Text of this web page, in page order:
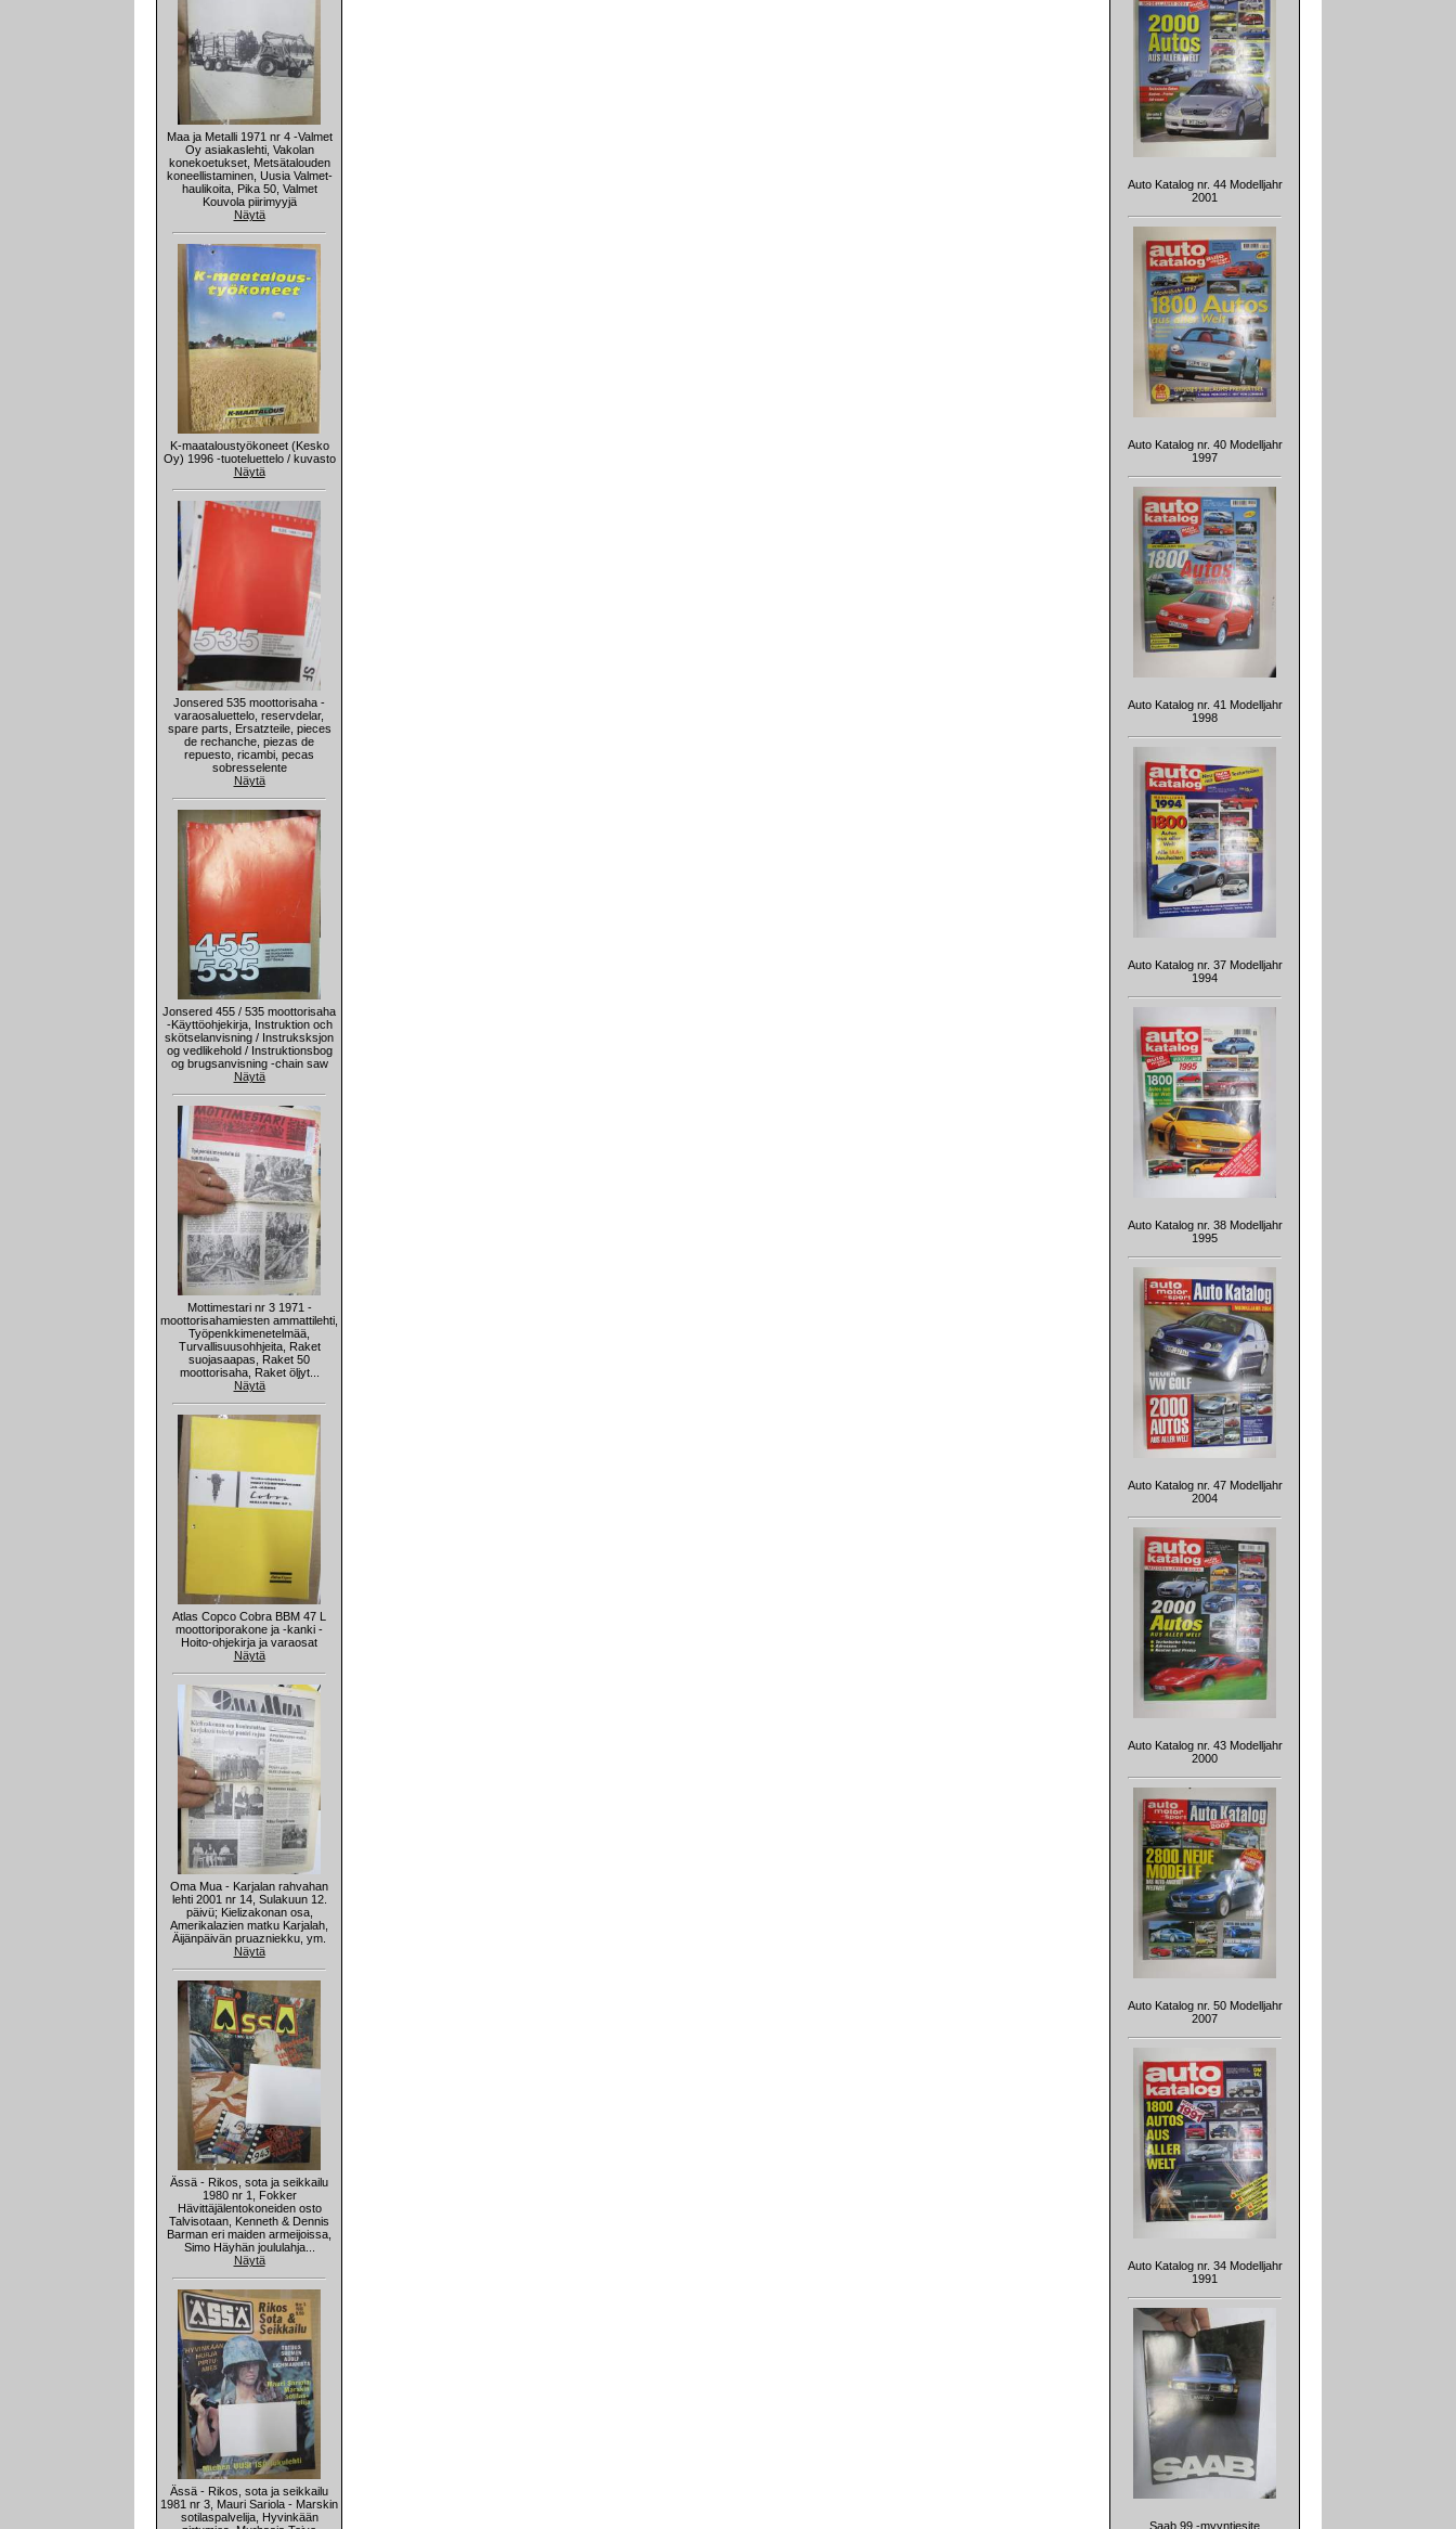
Maa ja Metalli 1971 nr 4 -Valmet
Oy asiakaslehti, Vakolan
konekoetukset, Metsätalouden
koneellistaminen, Uusia Valmet-
haulikoita, Pika 50, Valmet
Kouvola piirimyyjä
Näytä
K-maataloustyökoneet (Kesko
Oy) 1996 -tuoteluettelo / kuvasto
Näytä
Jonsered 535 moottorisaha -
varaosaluettelo, reservdelar,
spare parts, Ersatzteile, pieces
de rechanche, piezas de
repuesto, ricambi, pecas
sobresselente
Näytä
Jonsered 455 / 535 moottorisaha
-Käyttöohjekirja, Instruktion och
skötselanvisning / Instruksksjon
og vedlikehold / Instruktionsbog
og brugsanvisning -chain saw
Näytä
Mottimestari nr 3 1971 -
moottorisahamiesten ammattilehti,
Työpenkkimenetelmää,
Turvallisuusohhjeita, Raket
suojasaapas, Raket 50
moottorisaha, Raket öljyt...
Näytä
Atlas Copco Cobra BBM 47 L
moottoriporakone ja -kanki -
Hoito-ohjekirja ja varaosat
Näytä
Oma Mua - Karjalan rahvahan
lehti 2001 nr 14, Sulakuun 12.
päivü; Kielizakonan osa,
Amerikalazien matku Karjalah,
Äijänpäivän pruazniekku, ym.
Näytä
Ässä - Rikos, sota ja seikkailu
1980 nr 1, Fokker
Hävittäjälentokoneiden osto
Talvisotaan, Kenneth & Dennis
Barman eri maiden armeijoissa,
Simo Häyhän joululahja...
Näytä
Ässä - Rikos, sota ja seikkailu
1981 nr 3, Mauri Sariola - Marskin
sotilaspalvelija, Hyvinkään
Auto Katalog nr. 44 Modelljahr
2001
Auto Katalog nr. 40 Modelljahr
1997
Auto Katalog nr. 41 Modelljahr
1998
Auto Katalog nr. 37 Modelljahr
1994
Auto Katalog nr. 38 Modelljahr
1995
Auto Katalog nr. 47 Modelljahr
2004
Auto Katalog nr. 43 Modelljahr
2000
Auto Katalog nr. 50 Modelljahr
2007
Auto Katalog nr. 34 Modelljahr
1991
Saab 99 -myyntiesite